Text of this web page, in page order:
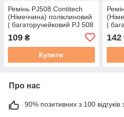
Ремінь PJ508 Contitech
(Німеччина) поліклиновий
| багаторучейковий PJ 508
109 ₴
Купити
|
142
Про нас
90% позитивних з 100 відгуків